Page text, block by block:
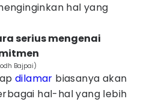
hal yang
serius mengenai
Bajpai)
dilamar biasanya akan
hal-hal yang lebih